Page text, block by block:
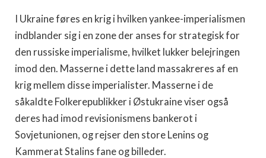
I Ukraine føres en krig i hvilken yankee-imperialismen
indblander sig i en zone der anses for strategisk for
den russiske imperialisme, hvilket lukker belejringen
imod den. Masserne i dette land massakreres af en
krig mellem disse imperialister. Masserne i de
såkaldte Folkerepublikker i Østukraine viser også
deres had imod revisionismens bankerot i
Sovjetunionen, og rejser den store Lenins og
Kammerat Stalins fane og billeder.